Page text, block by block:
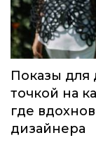
Показы для
точкой на
где
дизайнера